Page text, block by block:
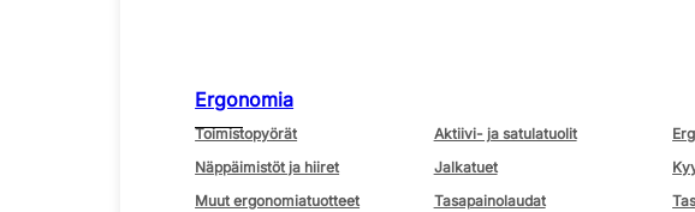
Ergonomia
Toimistopyörät Aktiivi- ja satulatuolit
Näppäimistöt ja hiiret
Jalkatuet
Muut ergonomiatuotteet
Tasapainolaudat